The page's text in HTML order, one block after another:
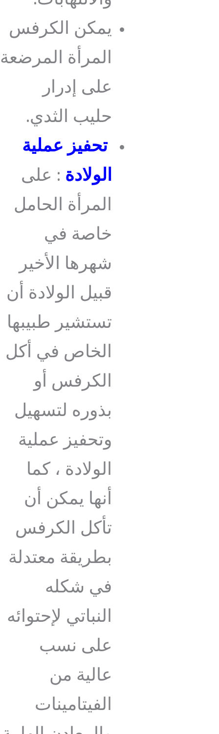
يمكن الكرفس
المرأة المرضعة
على إدرار
حليب الثدي.
تحفيز عملية
الولادة : على
المرأة الحامل
خاصة في
شهرها الأخير
قبيل الولادة أن
تستشير طبيبها
الخاص في أكل
الكرفس أو
بذوره لتسهيل
وتحفيز عملية
الولادة ، كما
أنها يمكن أن
تأكل الكرفس
بطريقة معتدلة
في شكله
النباتي لإحتوائه
على نسب
عالية من
الفيتامينات